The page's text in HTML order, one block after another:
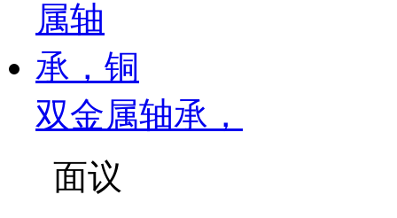
双金属轴承，
面议